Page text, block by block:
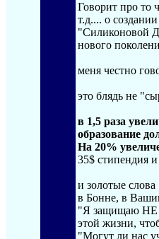
Говорит про то
т.д.... о
"Силиконовой
нового
меня честно
это блядь не
в 1,5 раза
образование
На 20%
35$ стипендия
и золотые
в Бонне, в
"Я защищаю НЕ
этой жизни,
"Могут ли нас